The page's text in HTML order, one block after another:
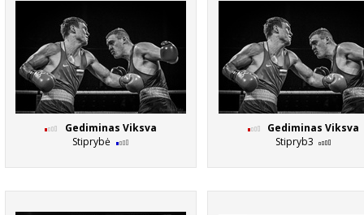
Gediminas Viksva
Stiprybė
Gediminas Viksva
Stipryb3